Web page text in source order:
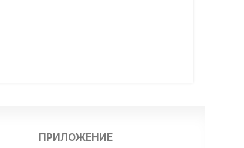
ПРИЛОЖЕНИЕ